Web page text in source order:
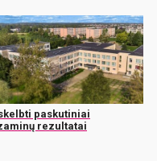
paskutiniai
rezultatai